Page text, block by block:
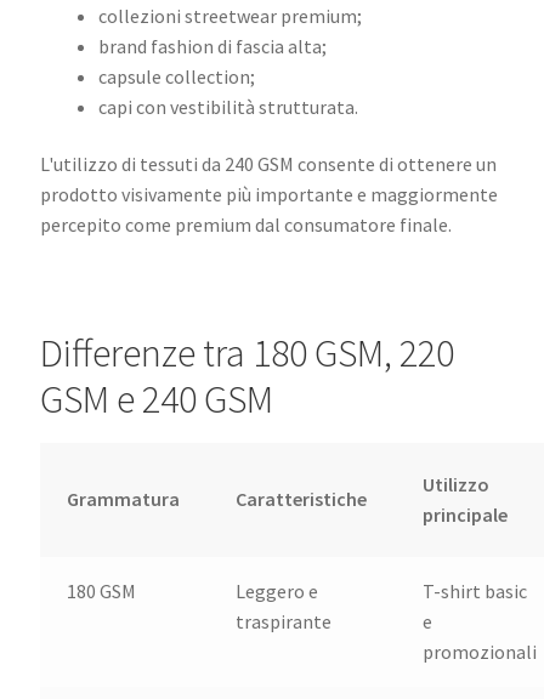
collezioni streetwear premium;
brand fashion di fascia alta;
capsule collection;
capi con vestibilità strutturata.
L'utilizzo di tessuti da 240 GSM consente di ottenere un
prodotto visivamente più importante e maggiormente
percepito come premium dal consumatore finale.
Differenze tra 180 GSM, 220
GSM e 240 GSM
Grammatura Caratteristiche
Utilizzo
principale
180 GSM
Leggero e
traspirante
T-shirt basic
e
promozionali